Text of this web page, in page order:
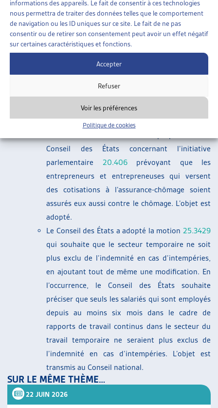
informations des appareils. Le fait de consentir à ces technologies
nous permettra de traiter des données telles que le comportement
de navigation ou les ID uniques sur ce site. Le fait de ne pas
consentir ou de retirer son consentement peut avoir un effet négatif
sur certaines caractéristiques et fonctions.
Accepter
Refuser
Voir les préférences
Politique de cookies
d’emploi réalistes. L’objet est transmis au
Conseil des États.
Prévoyance professionnelle :
Le postulat26.3521chargeant le Conseil fédéral
de proposer un rapport des moyens de
donc transmis au Conseil fédéral.
Assurance-chômage :
Conseil des États concernant l’initiative
parlementaire 20.406prévoyant que les
entrepreneurs et entrepreneuses qui versent
des cotisations à l’assurance-chômage soient
assurés eux aussi contre le chômage. L’objet est
adopté.
Le Conseil des États a adopté la motion 25.3429
qui souhaite que le secteur temporaire ne soit
plus exclu de l’indemnité en cas d’intempéries,
en ajoutant tout de même une modification. En
l’occurrence, le Conseil des États souhaite
préciser que seuls les salariés qui sont employés
depuis au moins six mois dans le cadre de
rapports de travail continus dans le secteur du
travail temporaire ne seraient plus exclus de
l’indemnité en cas d’intempéries. L’objet est
transmis au Conseil national.
SUR LE MÊME THÈME…
22 JUIN 2026